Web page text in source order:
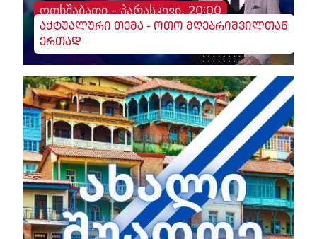
ოთხშაბათი - პარასკევი, 20:00
აქტუალური თემა - ოთო მღებრიშვილთან
ერთად